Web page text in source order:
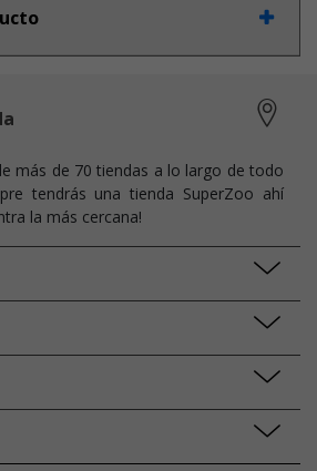
más de 70 tiendas a lo largo de todo
tendrás una tienda SuperZoo ahí
la más cercana!